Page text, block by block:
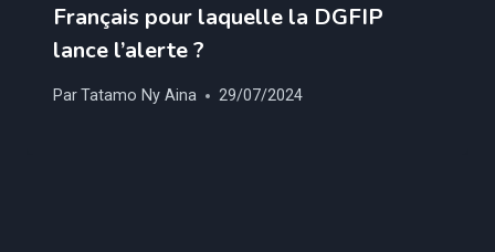
Français pour laquelle la DGFIP
lance l’alerte ?
ParTatamo Ny Aina 29/07/2024